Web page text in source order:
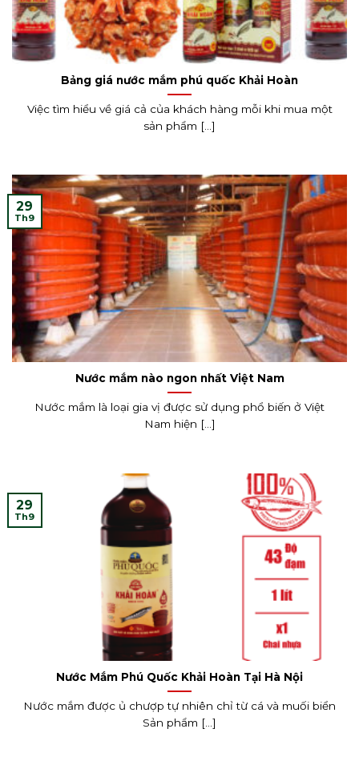
Bảng giá nước mắm phú quốc Khải Hoàn
Việc tìm hiểu về giá cả của khách hàng mỗi khi mua một
sản phẩm [...]
Nước mắm nào ngon nhất Việt Nam
Nước mắm là loại gia vị được sử dụng phổ biến ở Việt
Nam hiện [...]
29
Th9
Nước Mắm Phú Quốc Khải Hoàn Tại Hà Nội
Nước mắm được ủ chượp tự nhiên chỉ từ cá và muối biển
Sản phẩm [...]
29
Th9